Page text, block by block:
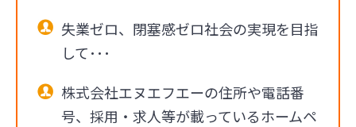
失業ゼロ、閉塞感ゼロ社会の実現を目指
して･･･
株式会社エヌエフエーの住所や電話番
号、採用・求人等が載っているホームペ